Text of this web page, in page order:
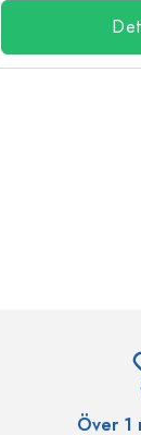
Över 1